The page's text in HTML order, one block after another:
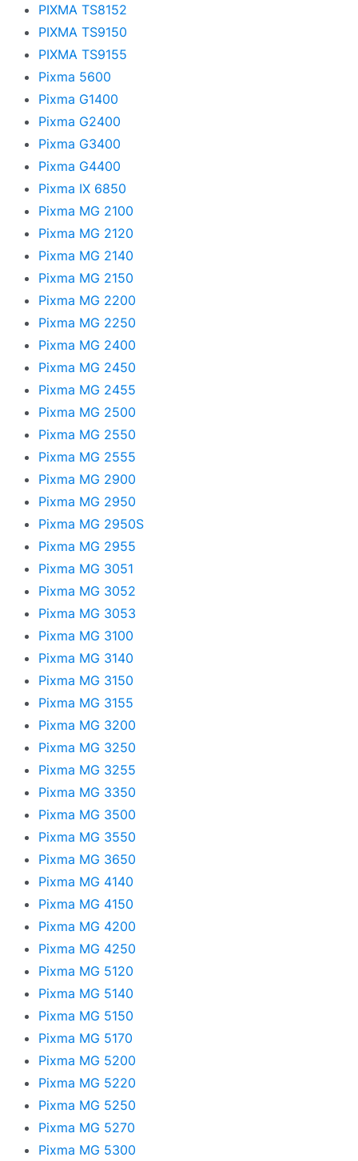
PIXMA TS8152
PIXMA TS9150
PIXMA TS9155
Pixma 5600
Pixma G1400
Pixma G2400
Pixma G3400
Pixma G4400
Pixma IX 6850
Pixma MG 2100
Pixma MG 2120
Pixma MG 2140
Pixma MG 2150
Pixma MG 2200
Pixma MG 2250
Pixma MG 2400
Pixma MG 2450
Pixma MG 2455
Pixma MG 2500
Pixma MG 2550
Pixma MG 2555
Pixma MG 2900
Pixma MG 2950
Pixma MG 2950S
Pixma MG 2955
Pixma MG 3051
Pixma MG 3052
Pixma MG 3053
Pixma MG 3100
Pixma MG 3140
Pixma MG 3150
Pixma MG 3155
Pixma MG 3200
Pixma MG 3250
Pixma MG 3255
Pixma MG 3350
Pixma MG 3500
Pixma MG 3550
Pixma MG 3650
Pixma MG 4140
Pixma MG 4150
Pixma MG 4200
Pixma MG 4250
Pixma MG 5120
Pixma MG 5140
Pixma MG 5150
Pixma MG 5170
Pixma MG 5200
Pixma MG 5220
Pixma MG 5250
Pixma MG 5270
Pixma MG 5300